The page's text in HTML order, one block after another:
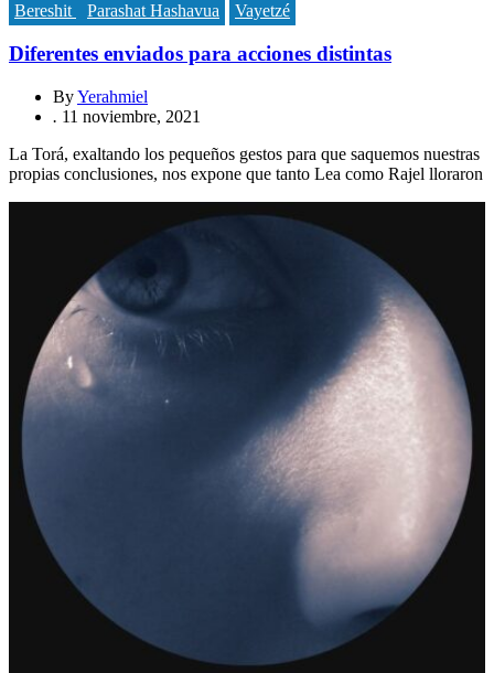
Bereshit Parashat Hashavua Vayetzé
Diferentes enviados para acciones distintas
ByYerahmiel
. 11 noviembre, 2021
La Torá, exaltando los pequeños gestos para que saquemos nuestras
propias conclusiones, nos expone que tanto Lea como Rajel lloraron